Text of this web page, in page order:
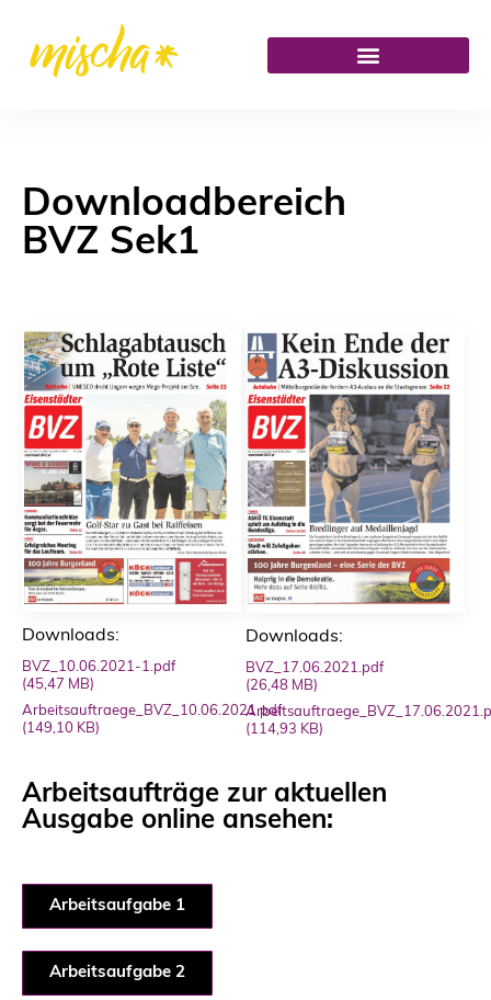
Downloadbereich
BVZ Sek1
Downloads:
BVZ_17.06.2021.pdf
(26,48 MB)
(114,93 KB)
Downloads:
BVZ_10.06.2021-1.pdf
(45,47 MB)
Arbeitsauftraege_BVZ_10.06.2021.pdf
(149,10 KB)
Arbeitsaufträge zur aktuellen
Ausgabe online ansehen:
Arbeitsaufgabe 1
Arbeitsaufgabe 2